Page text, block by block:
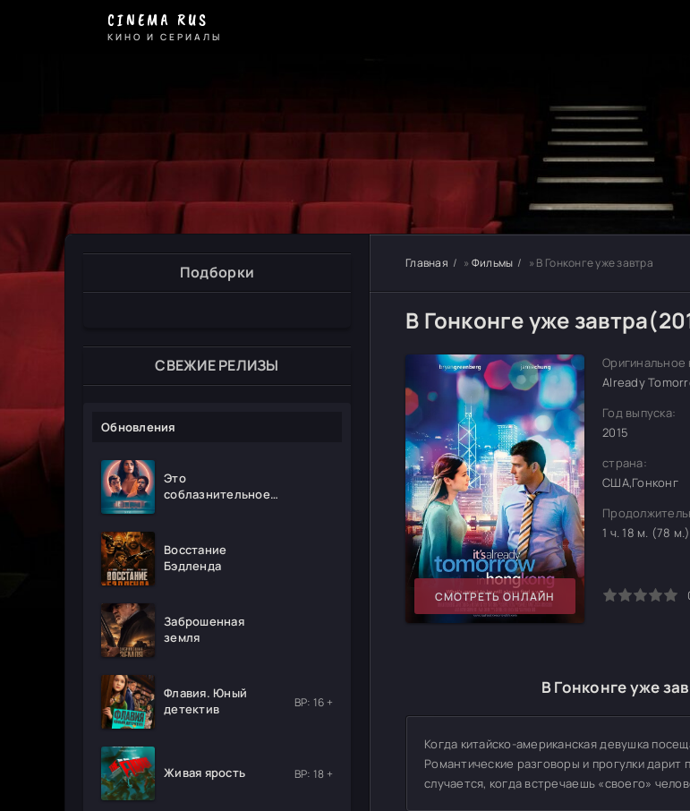
CINEMA RUS
КИНО И СЕРИАЛЫ
Подборки
СВЕЖИЕ РЕЛИЗЫ
Обновления
Это
соблазнительное
Восстание
Бэдленда
Заброшенная
земля
Флавия. Юный
детектив
ВР: 16 +
Живая ярость ВР: 18 +
Главная » Фильмы » В Гонконге уже завтра
В Гонконге уже
СМОТРЕТЬ ОНЛАЙН
Оригинальное
Already
Год выпуска:
2015
страна:
США,Гонконг
1 ч. 18 м. (78 м.)
1 2 3
В Гонконге уже
Когда китайско-американская девушка
Романтические разговоры и прогулки
случается, когда встречаешь «своего»